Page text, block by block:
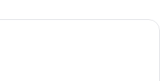
Stay in Perla